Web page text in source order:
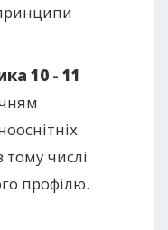
10 - 11
тому числі
профілю.